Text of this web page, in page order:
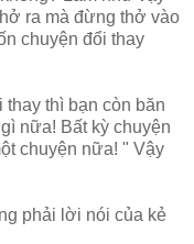
ra mà đừng thở vào
chuyện đổi thay
thay thì bạn còn băn
nữa! Bất kỳ chuyện
chuyện nữa! " Vậy
phải lời nói của kẻ